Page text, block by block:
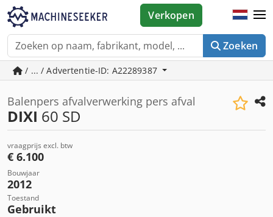
Zoeken
Verkopen
/ ... / Advertentie-ID: A22289387
Balenpers afvalverwerking pers afval
DIXI 60 SD
vraagprijs excl. btw
€ 6.100
Bouwjaar
2012
Toestand
Gebruikt